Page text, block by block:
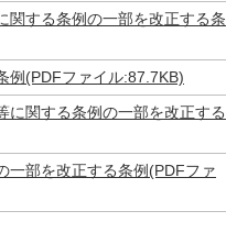
関する条例の一部を改正する条
例(PDFファイル:87.7KB)
に関する条例の一部を改正する
一部を改正する条例(PDFファ